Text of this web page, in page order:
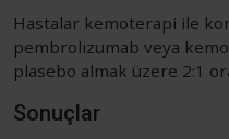
Hastalar kemoterapi ile
pembrolizumab veya
plasebo almak üzere 2:1
Sonuçlar